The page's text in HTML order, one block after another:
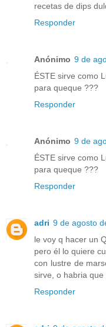
recetas de dips
Responder
Anónimo 9 de
ÉSTE sirve como
para queque ???
Responder
Anónimo 9 de
ÉSTE sirve como
para queque ???
Responder
adri 9 de agosto
le voy q hacer un
pero él lo quiere
con lustre de
sirve, o habria
Responder